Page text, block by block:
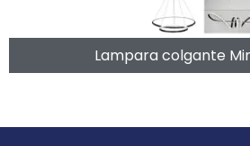
Lampara colgante